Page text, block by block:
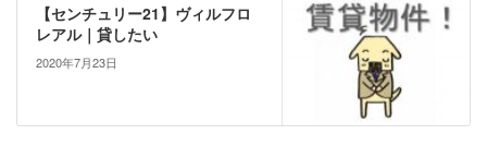
【センチュリー21】ヴィルフロ
レアル｜貸したい
2020年7月23日